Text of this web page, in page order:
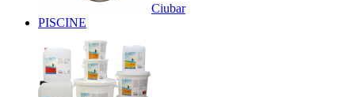
Ciubar
PISCINE